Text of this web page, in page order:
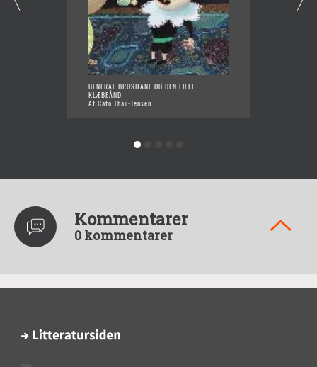
GENERAL BRUSHANE OG DEN LILLE
KLÆBEÅND
Af Cato Thau-Jensen
Kommentarer
0 kommentarer